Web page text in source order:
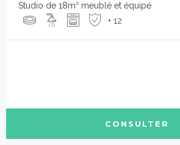
Studio de 18m² meublé et équipé
+ 12
CONSULTER